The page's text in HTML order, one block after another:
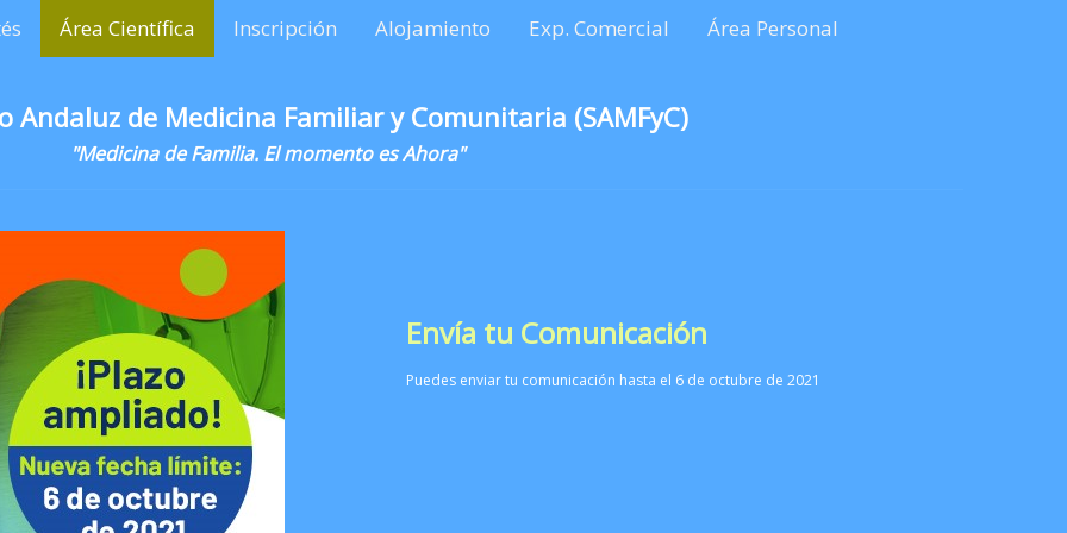
Área Científica Inscripción Alojamiento Exp. Comercial Área Personal
Andaluz de Medicina Familiar y Comunitaria (SAMFyC)
"Medicina de Familia. El momento es Ahora"
Envía tu Comunicación
Puedes enviar tu comunicación hasta el 6 de octubre de 2021